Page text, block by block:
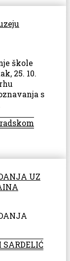
škole
25. 10.
s
UZ